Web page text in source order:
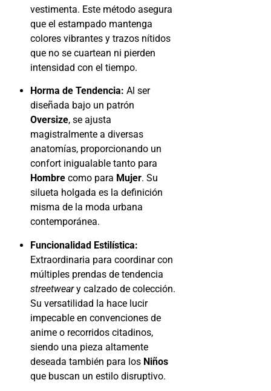
vestimenta. Este método asegura
que el estampado mantenga
colores vibrantes y trazos nítidos
que no se cuartean ni pierden
intensidad con el tiempo.
Horma de Tendencia: Al ser
diseñada bajo un patrón
Oversize, se ajusta
magistralmente a diversas
anatomías, proporcionando un
confort inigualable tanto para
Hombre como para Mujer. Su
silueta holgada es la definición
misma de la moda urbana
contemporánea.
Funcionalidad Estilística:
Extraordinaria para coordinar con
múltiples prendas de tendencia
streetweary calzado de colección.
Su versatilidad la hace lucir
impecable en convenciones de
anime o recorridos citadinos,
siendo una pieza altamente
deseada también para los Niños
que buscan un estilo disruptivo.